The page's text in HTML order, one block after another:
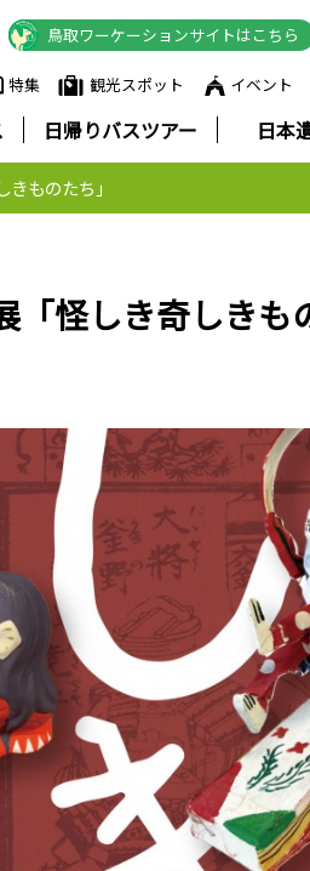
特集 観光スポット イベント
鳥取ワーケーションサイトはこちら
日帰りバスツアー 日本
ものたち」
怪しき奇しきも